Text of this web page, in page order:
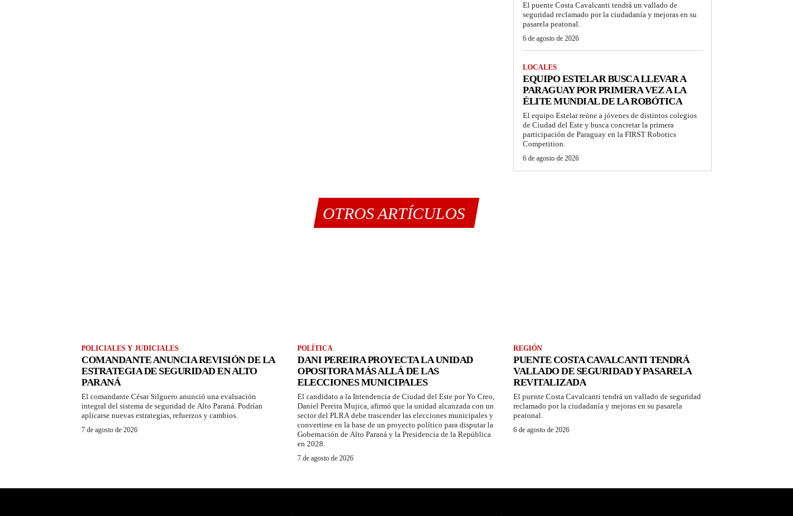
El puente Costa Cavalcanti tendrá un vallado de
seguridad reclamado por la ciudadanía y mejoras en su
pasarela peatonal.
6 de agosto de 2026
LOCALES
EQUIPO ESTELAR BUSCA LLEVAR A
PARAGUAY POR PRIMERA VEZ A LA
ÉLITE MUNDIAL DE LA ROBÓTICA
El equipo Estelar reúne a jóvenes de distintos colegios
de Ciudad del Este y busca concretar la primera
participación de Paraguay en la FIRST Robotics
Competition.
6 de agosto de 2026
OTROS ARTÍCULOS
POLICIALES Y JUDICIALES
COMANDANTE ANUNCIA REVISIÓN DE LA
ESTRATEGIA DE SEGURIDAD EN ALTO
PARANÁ
El comandante César Silguero anunció una evaluación
integral del sistema de seguridad de Alto Paraná. Podrían
aplicarse nuevas estrategias, refuerzos y cambios.
7 de agosto de 2026
POLÍTICA
DANI PEREIRA PROYECTA LA UNIDAD
OPOSITORA MÁS ALLÁ DE LAS
ELECCIONES MUNICIPALES
El candidato a la Intendencia de Ciudad del Este por Yo Creo,
Daniel Pereira Mujica, afirmó que la unidad alcanzada con un
sector del PLRA debe trascender las elecciones municipales y
convertirse en la base de un proyecto político para disputar la
Gobernación de Alto Paraná y la Presidencia de la República
en 2028.
7 de agosto de 2026
REGIÓN
PUENTE COSTA CAVALCANTI TENDRÁ
VALLADO DE SEGURIDAD Y PASARELA
REVITALIZADA
El puente Costa Cavalcanti tendrá un vallado de seguridad
reclamado por la ciudadanía y mejoras en su pasarela
peatonal.
6 de agosto de 2026